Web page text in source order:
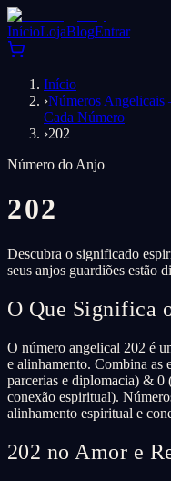
InícioLojaBlogEntrar
Início
›Números
Cada Número
›202
Número do Anjo
202
Descubra o significado
seus anjos guardiões estão
O Que Significa
O número angelical 202 é
e alinhamento. Combina as
parcerias e diplomacia) &
conexão espiritual).
alinhamento espiritual e
202 no Amor e